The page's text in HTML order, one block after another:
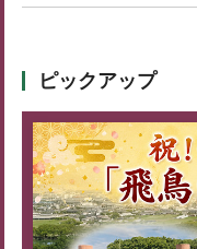
ピックアップ